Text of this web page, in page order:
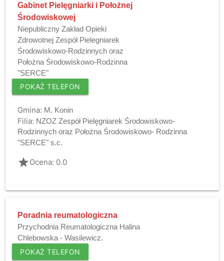
Gabinet Pielęgniarki i Położnej
Środowiskowej
Niepubliczny Zakład Opieki
Zdrowotnej Zespół Pielegniarek
Środowiskowo-Rodzinnych oraz
Położna Środowiskowo-Rodzinna
"SERCE"
POKAŻ TELEFON
Gmina: M. Konin
Filia: NZOZ Zespół Pielęgniarek Środowiskowo-
Rodzinnych oraz Położna Środowiskowo- Rodzinna
"SERCE" s.c.
gradeOcena: 0.0
Poradnia reumatologiczna
Przychodnia Reumatologiczna Halina
Chlebowska - Wasilewicz.
POKAŻ TELEFON